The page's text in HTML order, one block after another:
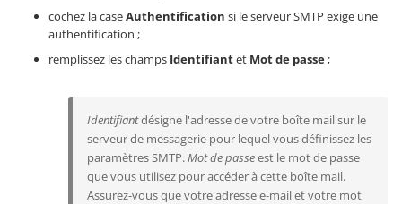
cochez la caseAuthentification si le serveur SMTP exige une
authentification ;
remplissez les champs Identifiantet Mot de passe ;
Identifiantdésigne l'adresse de votre boîte mail sur le
serveur de messagerie pour lequel vous définissez les
paramètres SMTP. Mot de passeest le mot de passe
que vous utilisez pour accéder à cette boîte mail.
Assurez-vous que votre adresse e-mail et votre mot